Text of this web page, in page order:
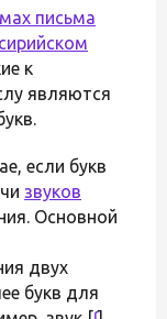
письма
сирийском
к
являются
если букв
звуков
Основной
двух
букв для